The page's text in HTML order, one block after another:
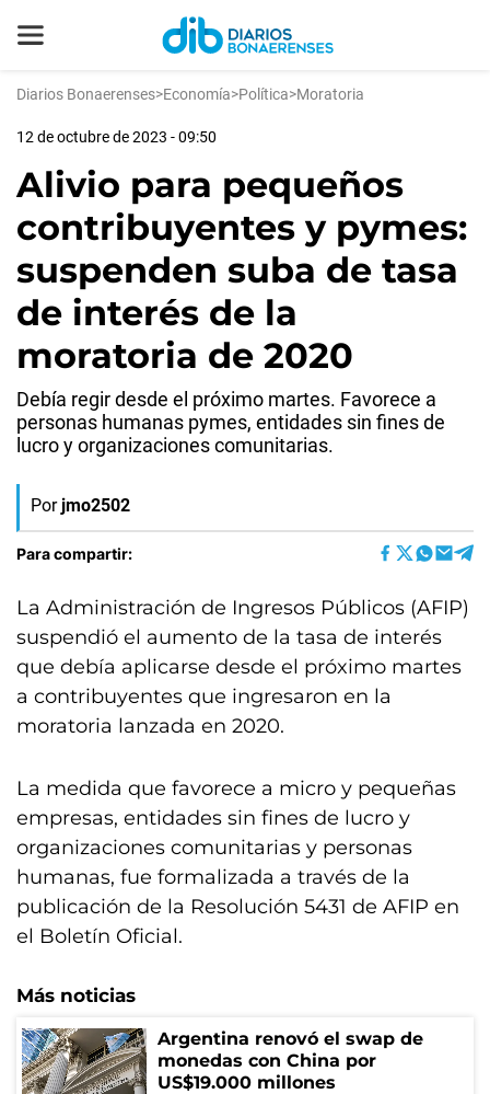
Diarios Bonaerenses>Economía>Política>Moratoria
12 de octubre de 2023 - 09:50
Alivio para pequeños
contribuyentes y pymes:
suspenden suba de tasa
de interés de la
moratoria de 2020
Debía regir desde el próximo martes. Favorece a
personas humanas pymes, entidades sin fines de
lucro y organizaciones comunitarias.
Por jmo2502
Para compartir:
La Administración de Ingresos Públicos (AFIP)
suspendió el aumento de la tasa de interés
que debía aplicarse desde el próximo martes
a contribuyentes que ingresaron en la
moratoria lanzada en 2020.
La medida que favorece a micro y pequeñas
empresas, entidades sin fines de lucro y
organizaciones comunitarias y personas
humanas, fue formalizada a través de la
publicación de la Resolución 5431 de AFIP en
el Boletín Oficial.
Más noticias
Argentina renovó el swap de
monedas con China por
US$19.000 millones